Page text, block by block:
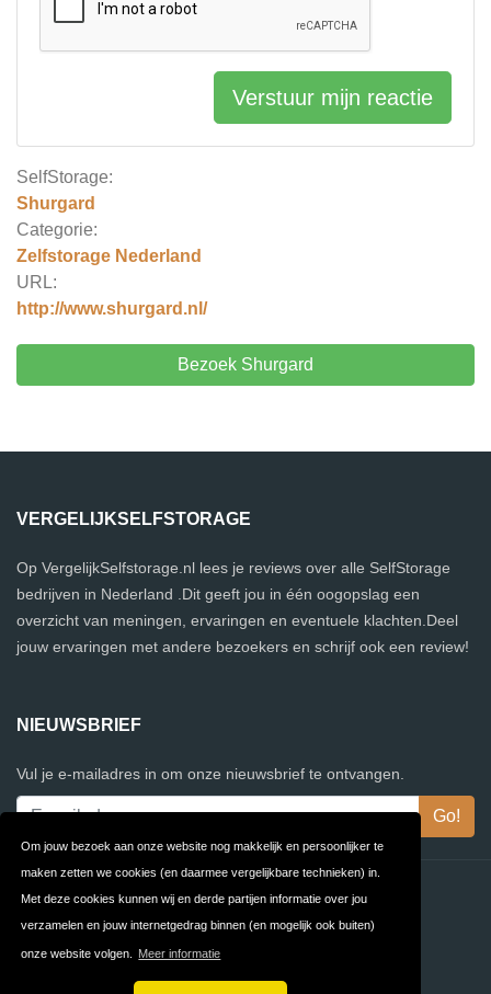
Om jouw bezoek aan onze website nog makkelijk en persoonlijker te
maken zetten we cookies (en daarmee vergelijkbare technieken) in.
Met deze cookies kunnen wij en derde partijen informatie over jou
verzamelen en jouw internetgedrag binnen (en mogelijk ook buiten)
onze website volgen. Meer informatie
SelfStorage:
Shurgard
Categorie:
Zelfstorage Nederland
URL:
http://www.shurgard.nl/
Bezoek Shurgard
Verstuur mijn reactie
VERGELIJKSELFSTORAGE
Op VergelijkSelfstorage.nl lees je reviews over alle SelfStorage
bedrijven in Nederland .Dit geeft jou in één oogopslag een
overzicht van meningen, ervaringen en eventuele klachten.Deel
jouw ervaringen met andere bezoekers en schrijf ook een review!
NIEUWSBRIEF
Vul je e-mailadres in om onze nieuwsbrief te ontvangen.
Contact Privacy
Algemene FAQ